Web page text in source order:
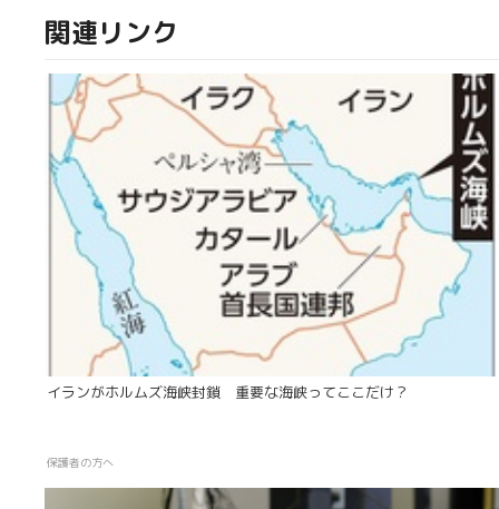
関連リンク
イランがホルムズ海峡封鎖 重要な海峡ってここだけ？
保護者の方へ